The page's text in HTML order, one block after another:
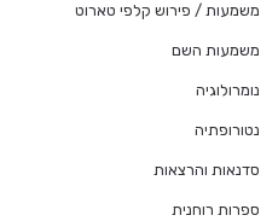
משמעות / פירוש קלפי טארוט
משמעות השם
נומרולוגיה
נטורופתיה
סדנאות והרצאות
ספרות רוחנית